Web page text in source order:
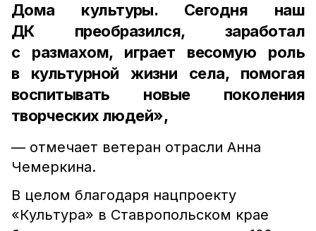
Дома культуры. Сегодня наш
ДК преобразился, заработал
с размахом, играет весомую роль
в культурной жизни села, помогая
воспитывать новые поколения
творческих людей»,
— отмечает ветеран отрасли Анна
Чемеркина.
В целом благодаря нацпроекту
«Культура» в Ставропольском крае